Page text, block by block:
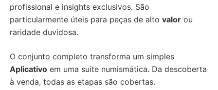
profissional e insights exclusivos. São
particularmente úteis para peças de alto valor ou
raridade duvidosa.
O conjunto completo transforma um simples
Aplicativo em uma suíte numismática. Da descoberta
à venda, todas as etapas são cobertas.